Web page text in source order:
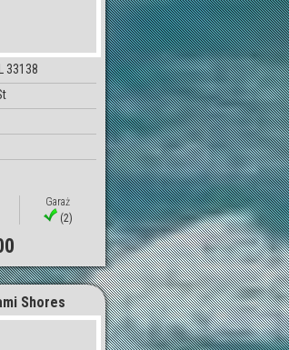
33138
Garaż
(2)
Shores